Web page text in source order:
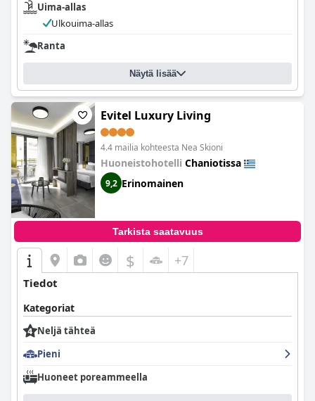
Uima-allas
Ulkouima-allas
Ranta
Näytä lisää
Evitel Luxury Living
4.4 mailia kohteesta Nea Skioni
Huoneistohotelli Chaniotissa
9,2 Erinomainen
Tarkista saatavuus
$ +7
Tiedot
Kategoriat
Neljä tähteä
Pieni
Huoneet poreammeella